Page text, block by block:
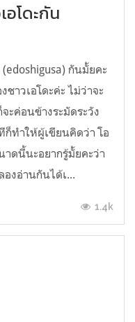
อโดะกัน
กันมั้ยคะ
าวเอโดะค่ะ ไม่ว่าจะ
ะค่อนข้างระมัดระวัง
ก็ทำให้ผู้เขียนคิดว่า โอ
ดนี้นะอยากรู้มั้ยคะว่า
งอ่านกันได้เ...
1.4k